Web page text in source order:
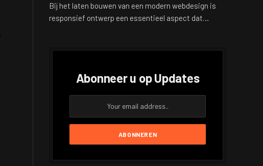
Bij het laten bouwen van een modern webdesign is
responsief ontwerp een essentieel aspect dat…
Abonneer u op Updates